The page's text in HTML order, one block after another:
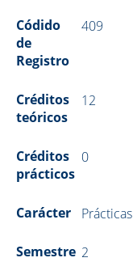
Códido
de
Registro
409
Créditos
teóricos
12
Créditos
prácticos
0
Carácter
Semestre 2